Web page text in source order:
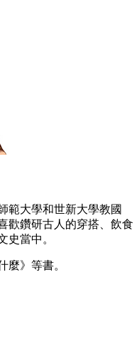
範大學和世新大學教國
歡鑽研古人的穿搭、飲食
史當中。
麼》等書。